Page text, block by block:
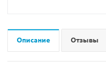
Описание Отзывы